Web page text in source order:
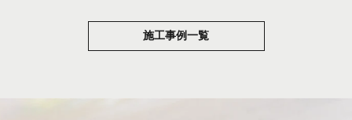
施工事例一覧